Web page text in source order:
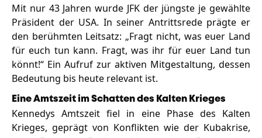
Mit nur 43 Jahren wurde JFK der jüngste je gewählte
Präsident der USA. In seiner Antrittsrede prägte er
den berühmten Leitsatz: „Fragt nicht, was euer Land
für euch tun kann. Fragt, was ihr für euer Land tun
könnt!“ Ein Aufruf zur aktiven Mitgestaltung, dessen
Bedeutung bis heute relevant ist.
Eine Amtszeit im Schatten des Kalten Krieges
Kennedys Amtszeit fiel in eine Phase des Kalten
Krieges, geprägt von Konflikten wie der Kubakrise,